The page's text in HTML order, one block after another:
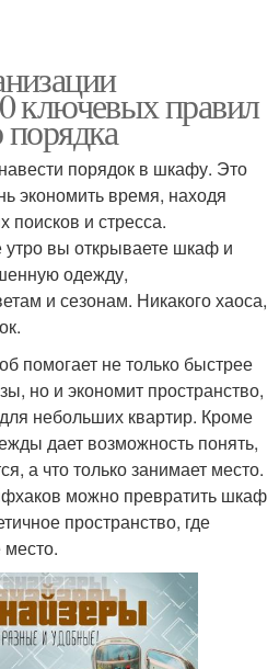
ключевых правил
порядка
порядок в шкафу. Это
экономить время, находя
и стресса.
утро вы открываете шкаф и
одежду,
и сезонам. Никакого хаоса,
помогает не только быстрее
но и экономит пространство,
небольших квартир. Кроме
дает возможность понять,
а что только занимает место.
можно превратить шкаф
пространство, где